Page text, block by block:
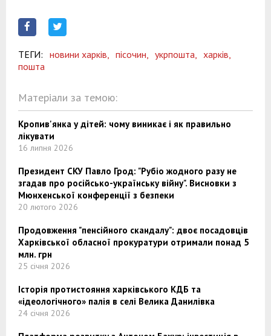
ТЕГИ: новини харків, пісочин, укрпошта,
харків,
пошта
Матеріали за темою:
Кропив'янка у дітей: чому виникає і як правильно
лікувати
16 липня 2026
Президент СКУ Павло Грод: "Рубіо жодного разу не
згадав про російсько-українську війну". Висновки з
Мюнхенської конференції з безпеки
20 лютого 2026
Продовження "пенсійного скандалу": двоє посадовців
Харківської обласної прокуратури отримали понад 5
млн. грн
25 січня 2026
Історія протистояння харківського КДБ та
«ідеологічного» палія в селі Велика Данилівка
24 січня 2026